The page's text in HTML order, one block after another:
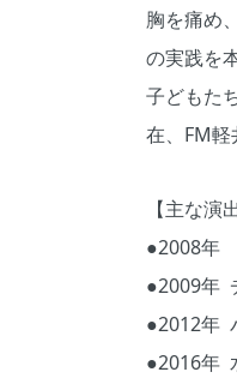
胸を痛め
の実践を
子どもた
在、FM軽
【主な演
●2008年
●2009年
●2012年
●2016年